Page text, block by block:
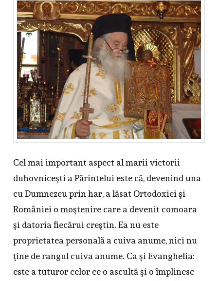
Cel mai important aspect al marii victorii
duhovniceşti a Părintelui este că, devenind una
cu Dumnezeu prin har, a lăsat Ortodoxiei şi
României o moştenire care a devenit comoara
şi datoria fiecărui creştin. Ea nu este
proprietatea personală a cuiva anume, nici nu
ţine de rangul cuiva anume. Ca şi Evanghelia:
este a tuturor celor ce o ascultă şi o împlinesc